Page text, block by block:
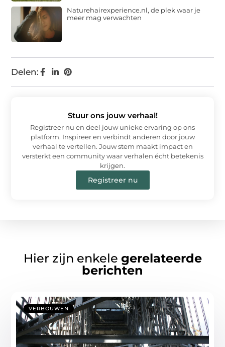
Delen:
Naturehairexperience.nl, de plek waar je
meer mag verwachten
Stuur ons jouw verhaal!
Registreer nu en deel jouw unieke ervaring op ons
platform. Inspireer en verbindt anderen door jouw
verhaal te vertellen. Jouw stem maakt impact en
versterkt een community waar verhalen écht betekenis
krijgen.
Registreer nu
Hier zijn enkele gerelateerde
berichten
VERBOUWEN